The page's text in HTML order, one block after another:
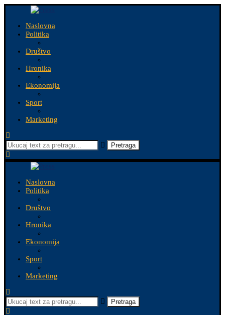
Naslovna
Politika
Društvo
Hronika
Ekonomija
Sport
Marketing
Pretraga
Naslovna
Politika
Društvo
Hronika
Ekonomija
Sport
Marketing
Pretraga